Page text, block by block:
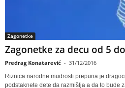
Zagonetke
Zagonetke za decu od 5
Predrag Konatarević - 31/12/2016
Riznica narodne mudrosti prepuna je
podstaknete dete da razmišlja a da to bude